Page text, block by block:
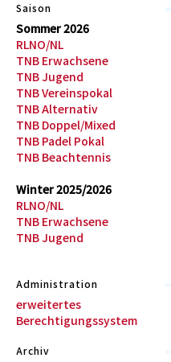
Saison
Sommer 2026
RLNO/NL
TNB Erwachsene
TNB Jugend
TNB Vereinspokal
TNB Alternativ
TNB Doppel/Mixed
TNB Padel Pokal
TNB Beachtennis
Winter 2025/2026
RLNO/NL
TNB Erwachsene
TNB Jugend
Administration
erweitertes
Berechtigungssystem
Archiv